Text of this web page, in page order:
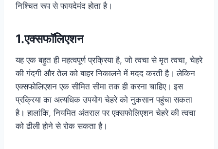
निश्चित रूप से फायदेमंद होता है।
1.एक्सफॉलिएशन
यह एक बहुत ही महत्वपूर्ण प्रक्रिया है, जो त्वचा से मृत त्वचा, चेहरे
की गंदगी और तेल को बाहर निकालने में मदद करती है। लेकिन
एक्सफोलिएशन एक सीमित सीमा तक ही करना चाहिए। इस
प्रक्रिया का अत्यधिक उपयोग चेहरे को नुकसान पहुंचा सकता
है। हालांकि, नियमित अंतराल पर एक्सफोलिएशन चेहरे की त्वचा
को ढीली होने से रोक सकता है।